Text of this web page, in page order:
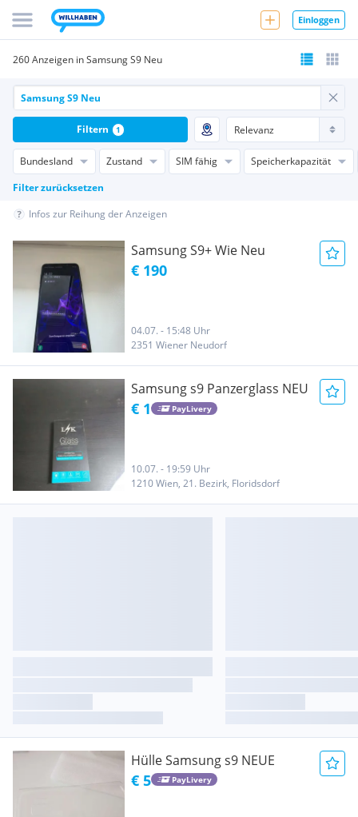
Einloggen
260 Anzeigen in Samsung S9 Neu
Bundesland Zustand SIM fähig
Speicherkapazität
Filter zurücksetzen
Filtern 1
Infos zur Reihung der Anzeigen
Samsung S9+ Wie Neu
€ 190
04.07. - 15:48 Uhr
2351 Wiener Neudorf
Samsung s9 Panzerglass NEU
€ 1 PayLivery
10.07. - 19:59 Uhr
1210 Wien, 21. Bezirk, Floridsdorf
Hülle Samsung s9 NEUE
€ 5 PayLivery